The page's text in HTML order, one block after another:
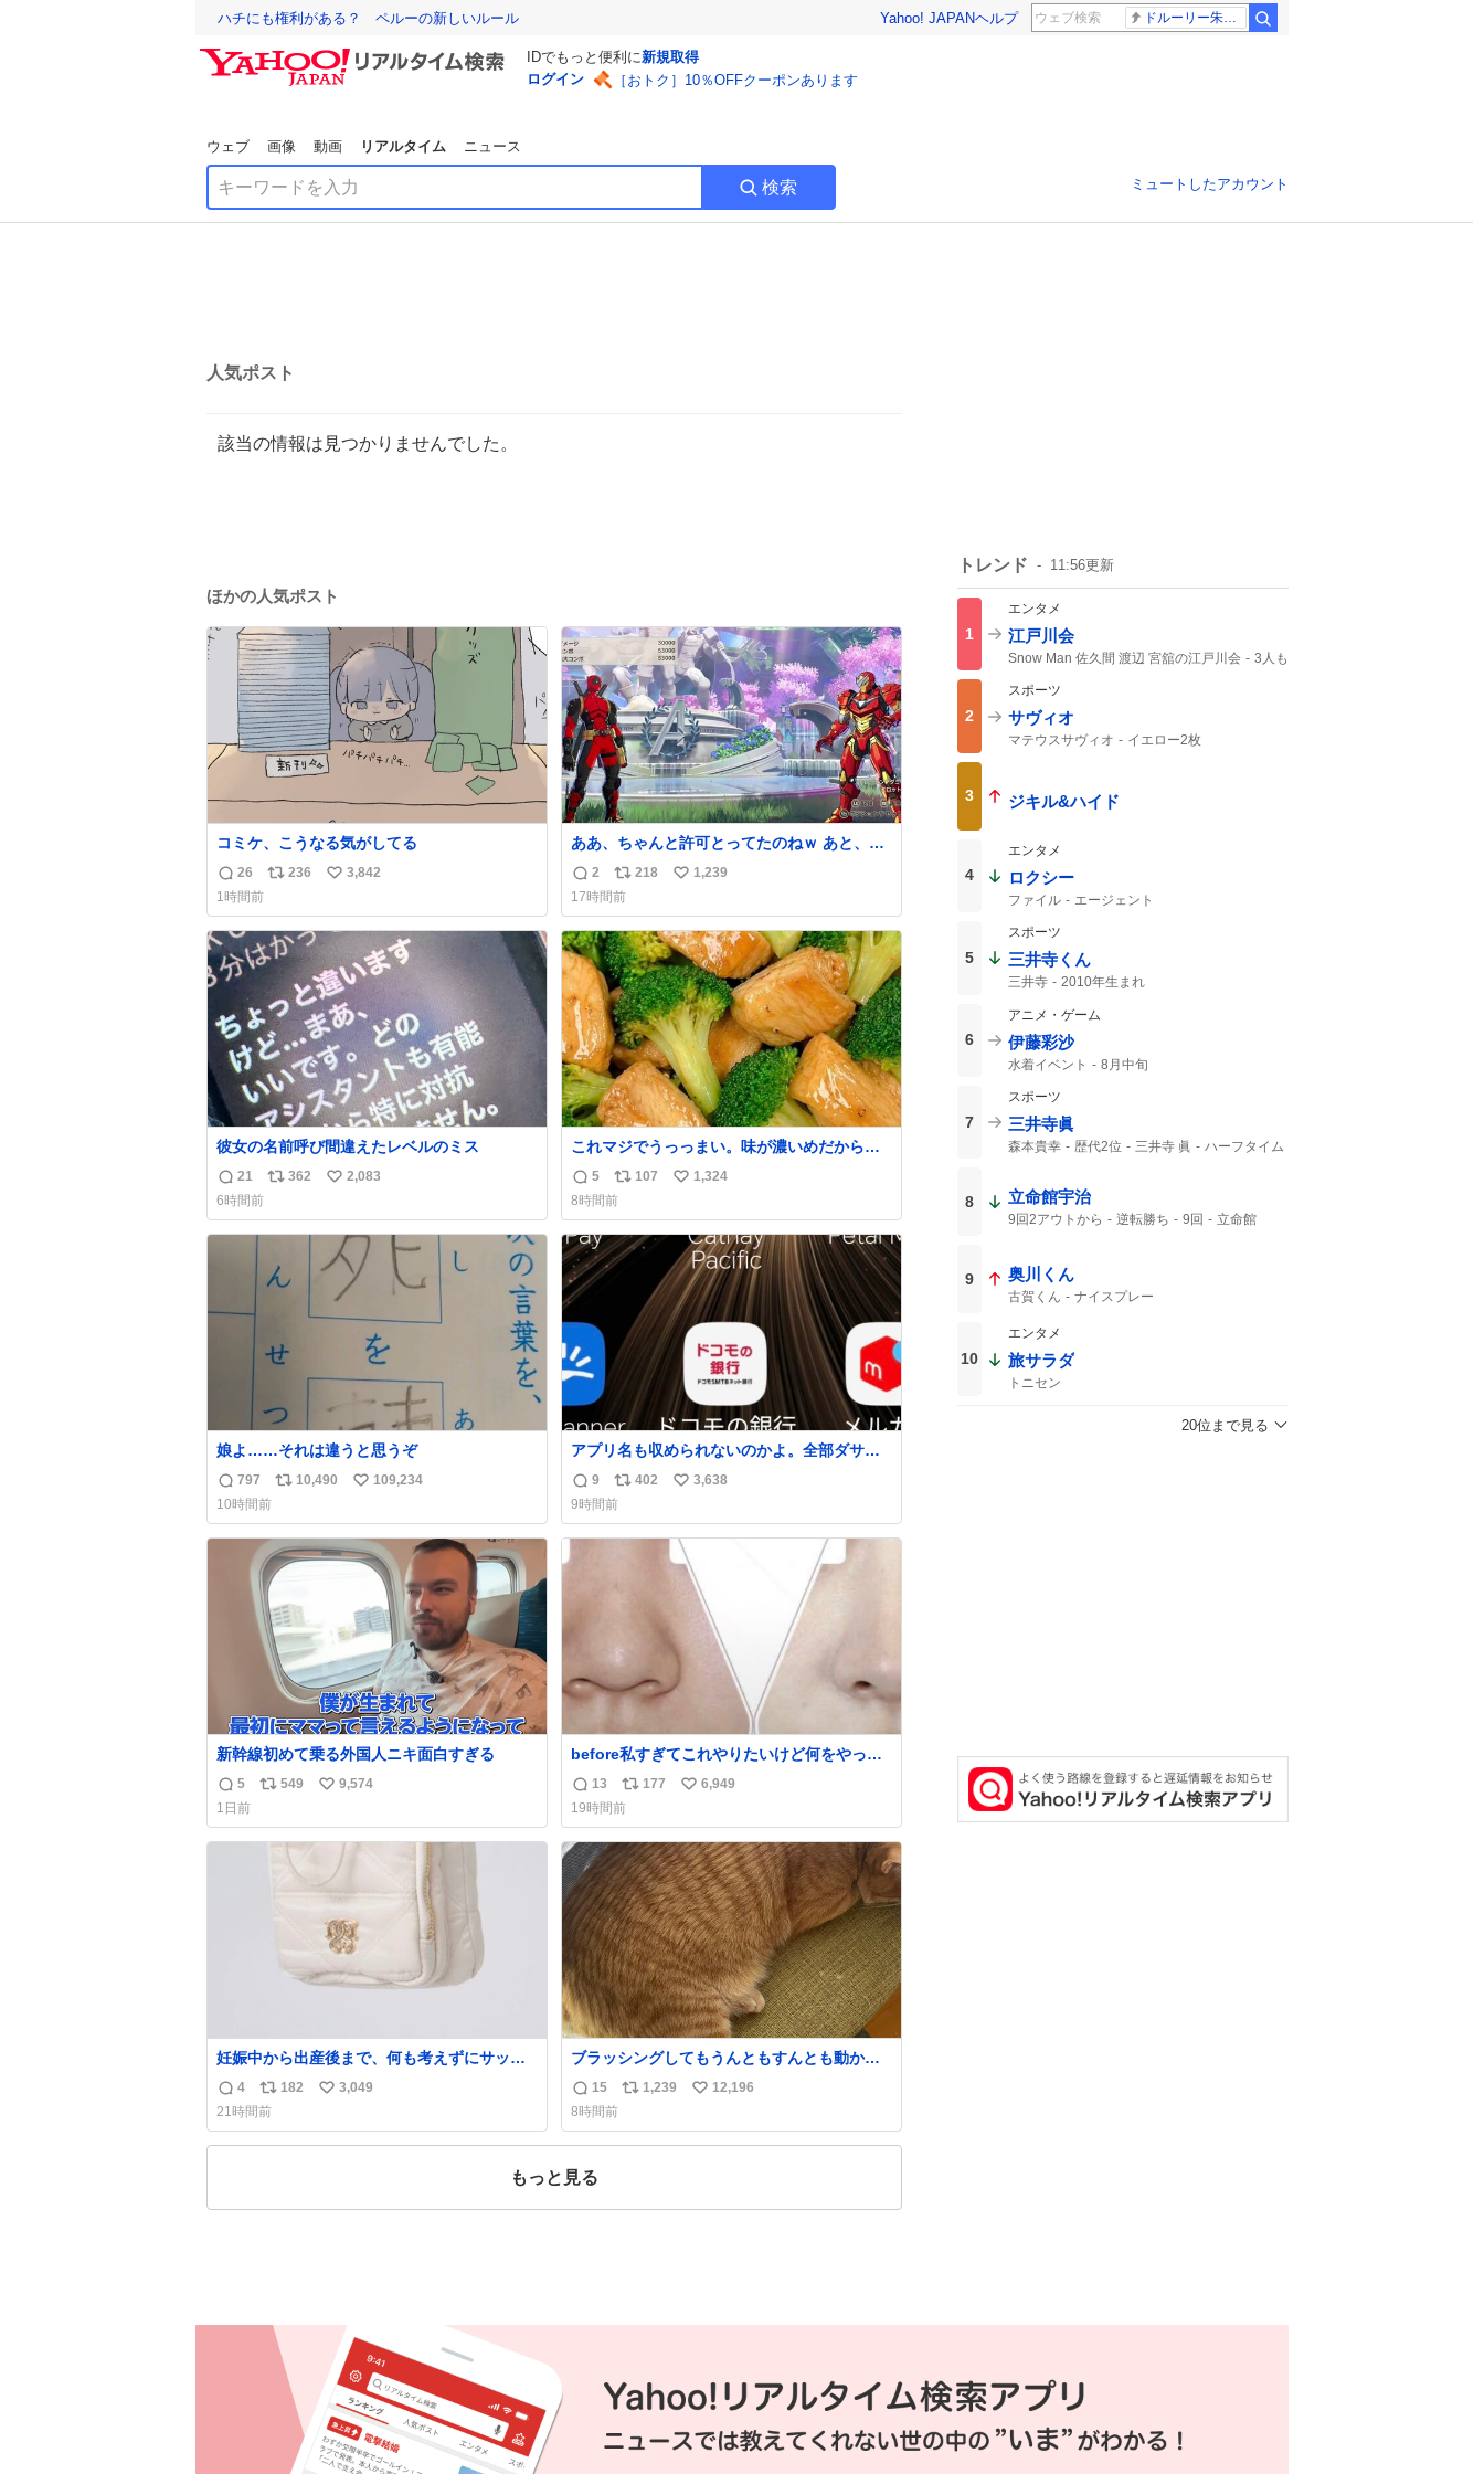
ハチにも権利がある？ ペルーの新しいルール Yahoo! JAPANヘルプ ドルーリー朱瑛里 木田美緒莉
IDでもっと便利に新規取得
ログイン
［おトク］10％OFFクーポンあります
ウェブ 画像 動画 リアルタイム ニュース
検索 ミュートしたアカウント
人気ポスト
該当の情報は見つかりませんでした。
ほかの人気ポスト
コミケ、こうなる気がしてる
返
信
数
26
リ
ス
ト
236
い
ね
数
3,842
1時間前
ああ、ちゃんと許可とってたのねｗ あと、マ
ジで『そして時は動き出す』って言ってて草
オブ草
返
信
数
2
リ
ポ
ス
ト
数
218
い
ね
数
1,239
17時間前
彼女の名前呼び間違えたレベルのミス
返
信
数
21
リ
ス
数
362
い
ね
数
2,083
6時間前
これマジでうっっまい。味が濃いめだから満
足感エグいし1週間で3キロ痩せた😭
返
信
数
5
リ
ポ
ス
ト
107
い
ね
数
1,324
8時間前
娘よ……それは違うと思うぞ
返
信
数
797
リ
ス
ト
数
10,490
い
ね
数
109,234
10時間前
アプリ名も収められないのかよ。全部ダサく
て本当に凄い。 https://t.co/LemyLGyVkR
返
信
数
9
リ
ポ
ス
数
402
い
ね
数
3,638
9時間前
新幹線初めて乗る外国人ニキ面白すぎる
返
信
数
5
リ
ス
549
い
ね
9,574
1日前
before私すぎてこれやりたいけど何をやった
ら右になれるの
返
信
数
13
リ
ポ
ス
ト
数
177
い
ね
数
6,949
19時間前
妊娠中から出産後まで、何も考えずにサッと
持って行けるようなショルダーバッグが欲し
いな〜と思っていたのだけど snidelでめちゃ
くちゃピッタリなものを見つけたので買っ
た！✨ スマホと小物とペットボトルが入るの
返
信
数
4
リ
ポ
ス
182
い
ね
3,049
21時間前
ブラッシングしてもうんともすんとも動かな
いから京都の寺にある庭みたいになってる
返
信
数
15
リ
ス
1,239
い
ね
12,196
8時間前
もっと見る
トレンド 11:56更新
1
エンタメ
江戸川会
Snow Man 佐久間 渡辺 宮舘の江戸川会
3人も
2
スポーツ
サヴィオ
マテウスサヴィオ
イエロー2枚
3 ジキル&ハイド
4
エンタメ
ロクシー
ファイル エージェント
5
スポーツ
三井寺くん
三井寺 2010年生まれ
6
アニメ・ゲーム
伊藤彩沙
水着イベント 8月中旬
7
スポーツ
三井寺眞
森本貴幸 歴代2位 三井寺 眞
ハーフタイム
8 立命館宇治
9回2アウトから 逆転勝ち 9回
立命館
2アウト
9 奥川くん
古賀くん ナイスプレー
10
エンタメ
旅サラダ
トニセン
20位まで見る